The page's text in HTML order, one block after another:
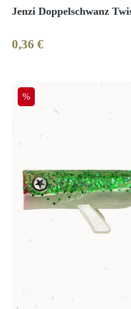
Jenzi Doppelschwanz
Regulärer Preis:
0,36 €
Rabatt
%